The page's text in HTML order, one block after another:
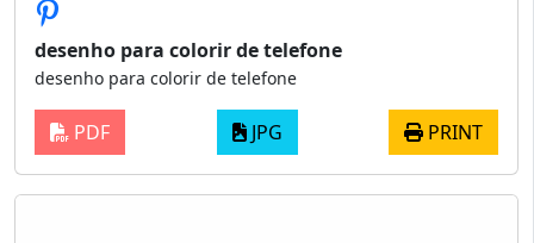
desenho para colorir de telefone
desenho para colorir de telefone
PDF JPG PRINT